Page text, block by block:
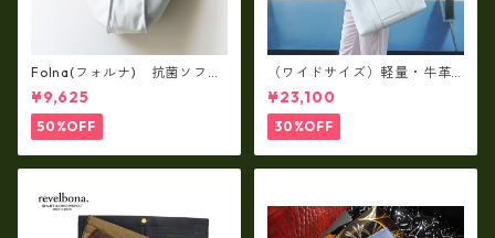
Folna(フォルナ) 抗菌ソフト
スムースレザー トートバッグ
¥9,625
50%OFF
（ワイドサイズ）軽量・牛革
製品・2WAYヌメ革トートバッ
グ（A3サイズ/日本製）(高収
納）ir-02G
¥23,100
30%OFF